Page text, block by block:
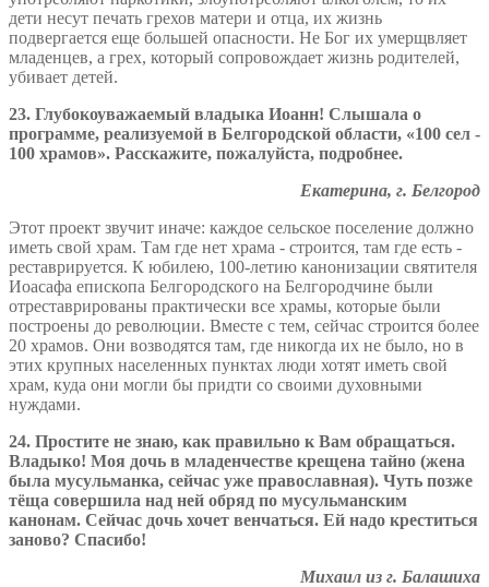
дети несут печать грехов матери и отца, их жизнь
подвергается еще большей опасности. Не Бог их умерщвляет
младенцев, а грех, который сопровождает жизнь родителей,
убивает детей.
23. Глубокоуважаемый владыка Иоанн! Слышала о
программе, реализуемой в Белгородской области, «100 сел -
100 храмов». Расскажите, пожалуйста, подробнее.
Екатерина, г. Белгород
Этот проект звучит иначе: каждое сельское поселение должно
иметь свой храм. Там где нет храма - строится, там где есть -
реставрируется. К юбилею, 100-летию канонизации святителя
Иоасафа епископа Белгородского на Белгородчине были
отреставрированы практически все храмы, которые были
построены до революции. Вместе с тем, сейчас строится более
20 храмов. Они возводятся там, где никогда их не было, но в
этих крупных населенных пунктах люди хотят иметь свой
храм, куда они могли бы придти со своими духовными
нуждами.
24. Простите не знаю, как правильно к Вам обращаться.
Владыко! Моя дочь в младенчестве крещена тайно (жена
была мусульманка, сейчас уже православная). Чуть позже
тёща совершила над ней обряд по мусульманским
канонам. Сейчас дочь хочет венчаться. Ей надо креститься
заново? Спасибо!
Михаил из г. Балашиха